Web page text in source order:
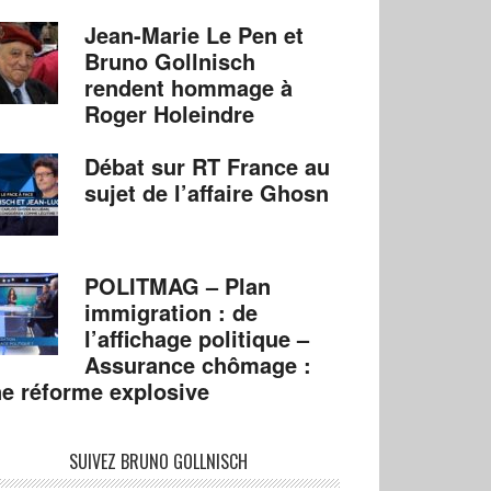
Jean-Marie Le Pen et
Bruno Gollnisch
rendent hommage à
Roger Holeindre
Débat sur RT France au
sujet de l’affaire Ghosn
POLITMAG – Plan
immigration : de
l’affichage politique –
Assurance chômage :
réforme explosive
SUIVEZ BRUNO GOLLNISCH